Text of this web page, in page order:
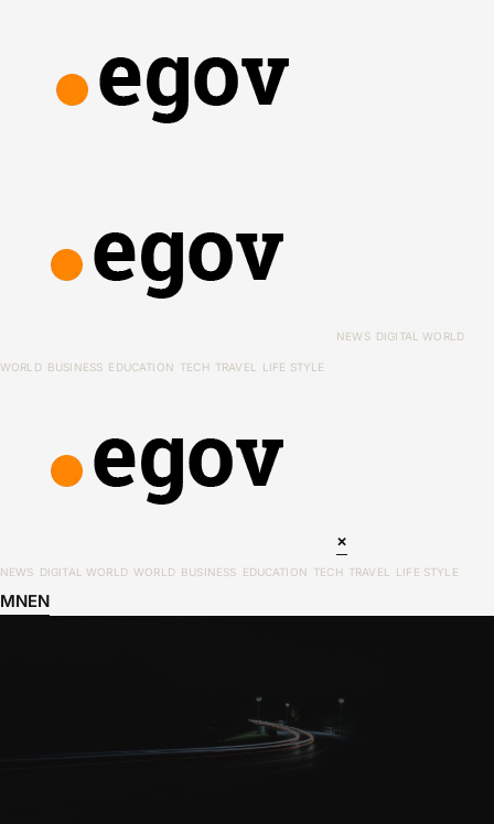
NEWS DIGITAL WORLD
WORLD BUSINESS EDUCATION TECH TRAVEL LIFE STYLE
×
NEWS DIGITAL WORLD WORLD BUSINESS EDUCATION TECH TRAVEL LIFE STYLE
MNEN